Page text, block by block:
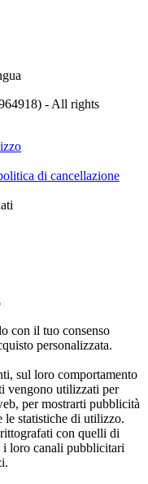
- All rights
di cancellazione
con il tuo consenso
personalizzata.
sul loro comportamento
vengono utilizzati per
per mostrarti pubblicità
le statistiche di utilizzo.
con quelli di
i loro canali pubblicitari